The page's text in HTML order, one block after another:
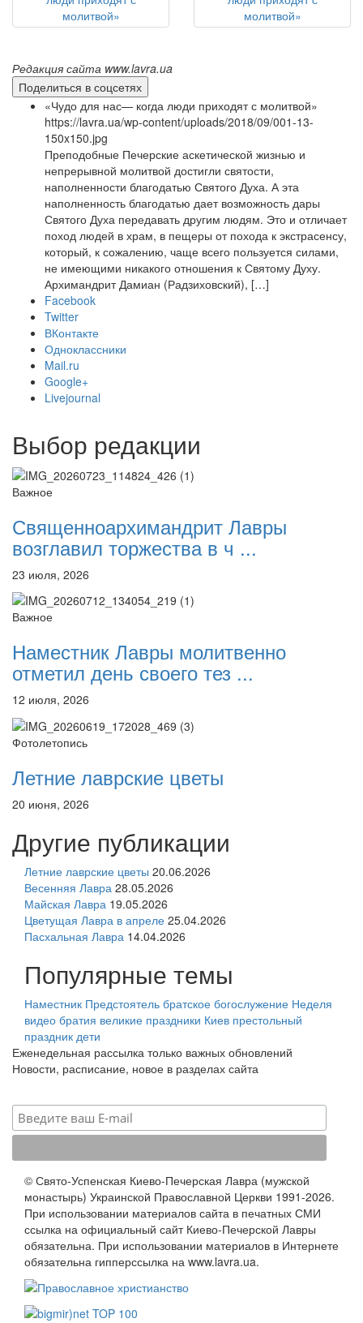
Редакция сайта www.lavra.ua
Поделиться в соцсетях
«Чудо для нас— когда люди приходят с молитвой»
https://lavra.ua/wp-content/uploads/2018/09/001-13-
150x150.jpg
Преподобные Печерские аскетической жизнью и
непрерывной молитвой достигли святости,
наполненности благодатью Святого Духа. А эта
наполненность благодатью дает возможность дары
Святого Духа передавать другим людям. Это и отличает
поход людей в храм, в пещеры от похода к экстрасенсу,
который, к сожалению, чаще всего пользуется силами,
не имеющими никакого отношения к Святому Духу.
Архимандрит Дамиан (Радзиховский), […]
Facebook
Twitter
ВКонтакте
Одноклассники
Mail.ru
Google+
Livejournal
Выбор редакции
Важное
Священноархимандрит Лавры
возглавил торжества в ч ...
23 июля, 2026
Важное
Наместник Лавры молитвенно
отметил день своего тез ...
12 июля, 2026
Фотолетопись
Летние лаврские цветы
20 июня, 2026
Другие публикации
Летние лаврские цветы 20.06.2026
Весенняя Лавра 28.05.2026
Майская Лавра 19.05.2026
Цветущая Лавра в апреле 25.04.2026
Пасхальная Лавра 14.04.2026
Популярные темы
Наместник Предстоятель братское богослужение Неделя
видео братия великие праздники Киев престольный
праздник дети
Еженедельная рассылка только важных обновлений
Новости, расписание, новое в разделах сайта
© Свято-Успенская Киево-Печерская Лавра (мужской
монастырь) Украинской Православной Церкви 1991-2026.
При использовании материалов сайта в печатных СМИ
ссылка на официальный сайт Киево-Печерской Лавры
обязательна. При использовании материалов в Интернете
обязательна гипперссылка на www.lavra.ua.